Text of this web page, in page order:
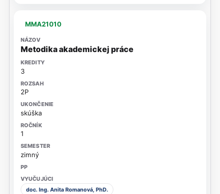
MMA21010
Metodika akademickej práce
3
2P
skúška
1
zimný
doc. Ing. Anita Romanová, PhD.